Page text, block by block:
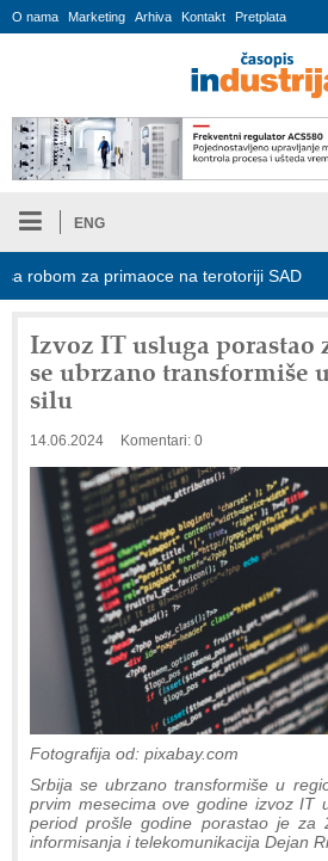
O nama Marketing Arhiva Kontakt Pretplata
ENG
za primaoce na terotoriji SAD
Izvoz IT usluga porastao
se ubrzano transformiše
silu
14.06.2024 Komentari: 0
Fotografija od: pixabay.com
Srbija se ubrzano transformiše u
prvim mesecima ove godine izvoz IT
period prošle godine porastao je za
informisanja i telekomunikacija Dejan